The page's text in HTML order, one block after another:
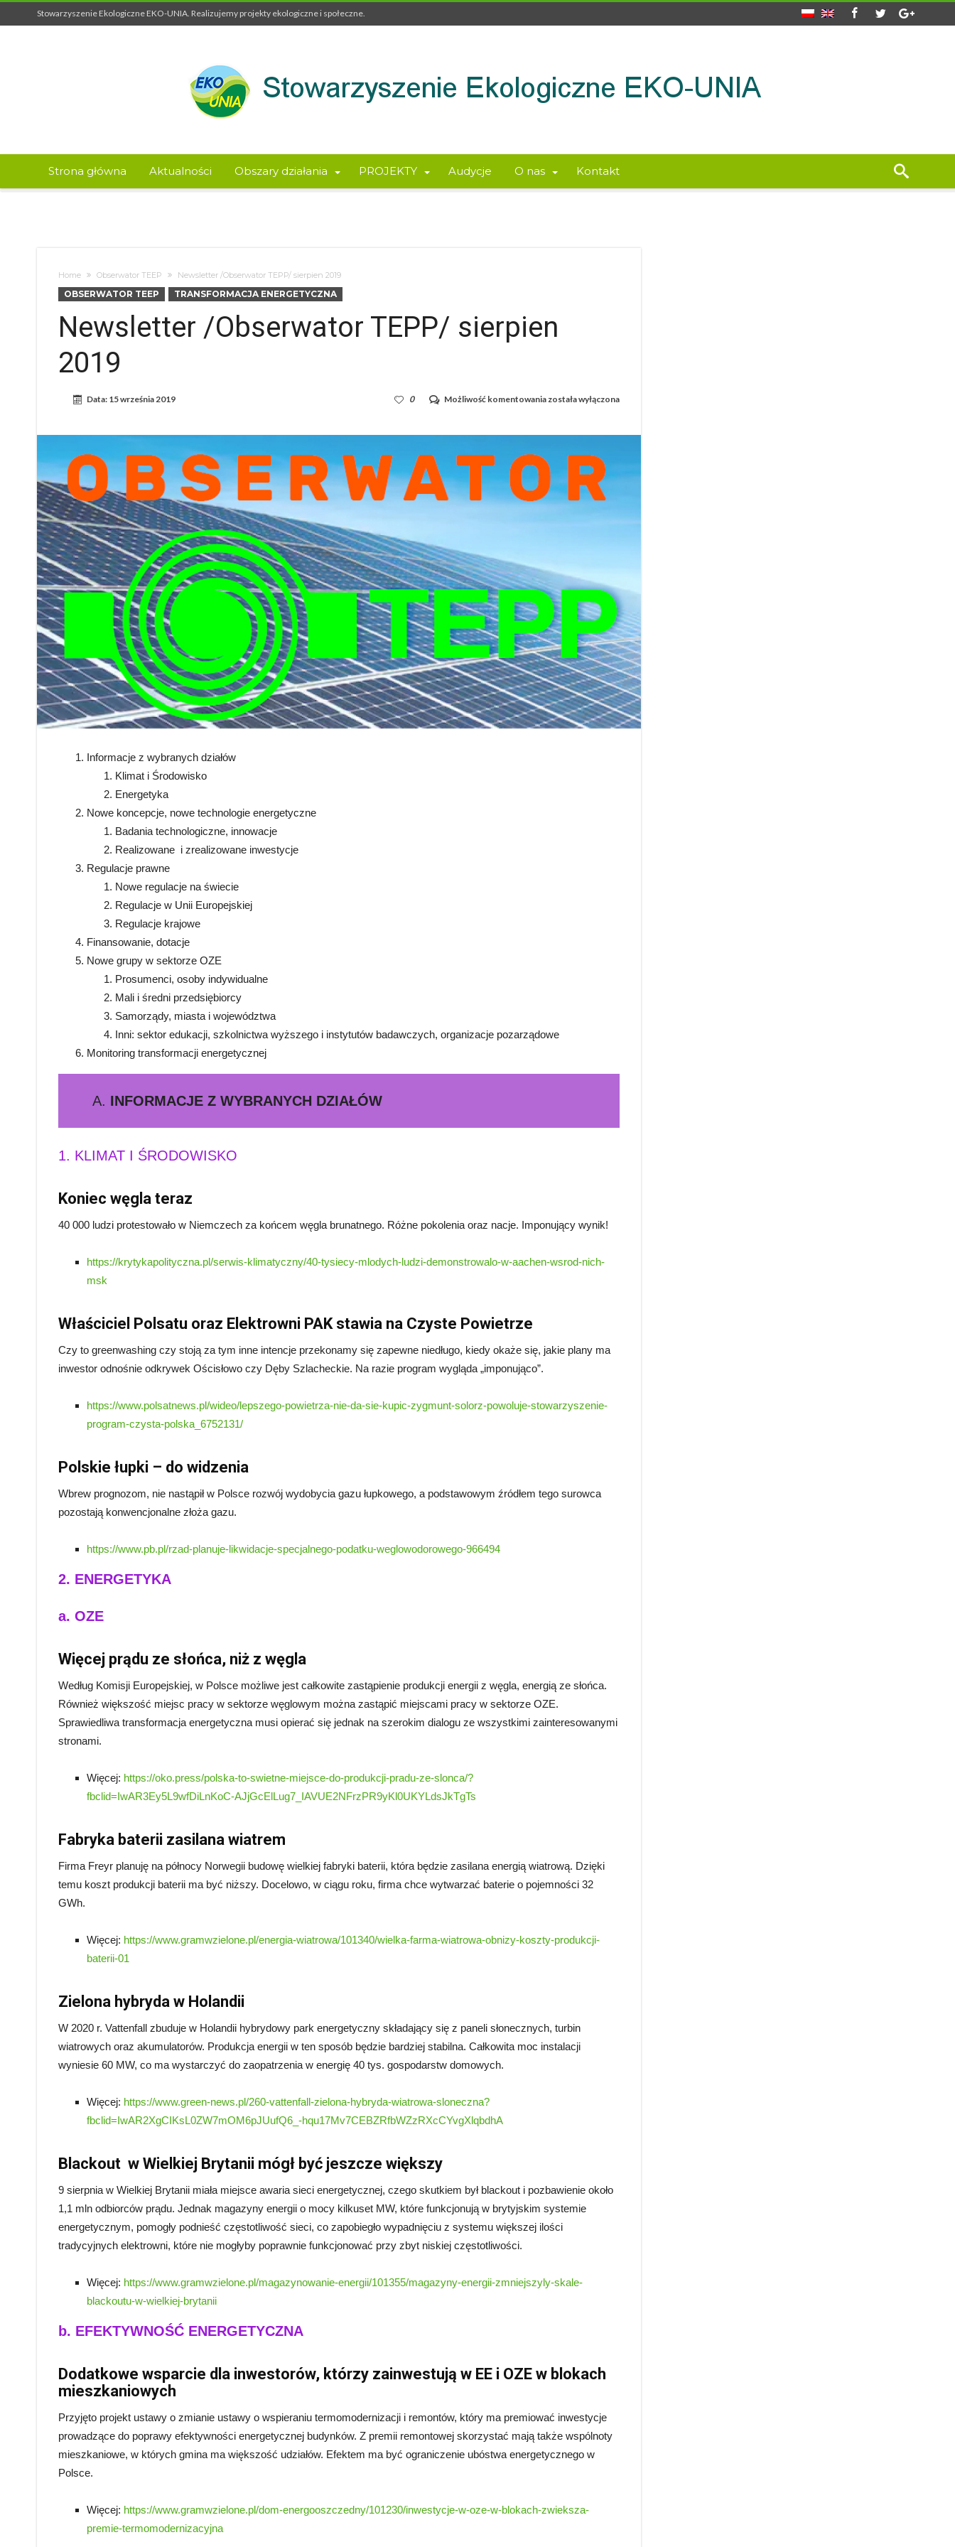
Stowarzyszenie Ekologiczne EKO-UNIA. Realizujemy projekty ekologiczne i społeczne.
Strona główna Aktualności Obszary działania PROJEKTY Audycje O nas Kontakt
Home Obserwator TEEP Newsletter /Obserwator TEPP/ sierpien 2019
OBSERWATOR TEEP TRANSFORMACJA ENERGETYCZNA
Newsletter /Obserwator TEPP/ sierpien
2019
Data: 15 września 2019 Możliwość komentowania Newsletter
sierpien
została wyłączona
0
Informacje z wybranych działów
Klimat i Środowisko
Energetyka
Nowe koncepcje, nowe technologie energetyczne
Badania technologiczne, innowacje
Realizowane i zrealizowane inwestycje
Regulacje prawne
Nowe regulacje na świecie
Regulacje w Unii Europejskiej
Regulacje krajowe
Finansowanie, dotacje
Nowe grupy w sektorze OZE
Prosumenci, osoby indywidualne
Mali i średni przedsiębiorcy
Samorządy, miasta i województwa
Inni: sektor edukacji, szkolnictwa wyższego i instytutów badawczych, organizacje pozarządowe
Monitoring transformacji energetycznej
A. INFORMACJE Z WYBRANYCH DZIAŁÓW
1. KLIMAT I ŚRODOWISKO
Koniec węgla teraz
40 000 ludzi protestowało w Niemczech za końcem węgla brunatnego. Różne pokolenia oraz nacje. Imponujący wynik!
https://krytykapolityczna.pl/serwis-klimatyczny/40-tysiecy-mlodych-ludzi-demonstrowalo-w-aachen-wsrod-nich-
msk
Właściciel Polsatu oraz Elektrowni PAK stawia na Czyste Powietrze
Czy to greenwashing czy stoją za tym inne intencje przekonamy się zapewne niedługo, kiedy okaże się, jakie plany ma
inwestor odnośnie odkrywek Ościsłowo czy Dęby Szlacheckie. Na razie program wygląda „imponująco”.
https://www.polsatnews.pl/wideo/lepszego-powietrza-nie-da-sie-kupic-zygmunt-solorz-powoluje-stowarzyszenie-
program-czysta-polska_6752131/
Polskie łupki – do widzenia
Wbrew prognozom, nie nastąpił w Polsce rozwój wydobycia gazu łupkowego, a podstawowym źródłem tego surowca
pozostają konwencjonalne złoża gazu.
https://www.pb.pl/rzad-planuje-likwidacje-specjalnego-podatku-weglowodorowego-966494
2. ENERGETYKA
a. OZE
Więcej prądu ze słońca, niż z węgla
Według Komisji Europejskiej, w Polsce możliwe jest całkowite zastąpienie produkcji energii z węgla, energią ze słońca.
Również większość miejsc pracy w sektorze węglowym można zastąpić miejscami pracy w sektorze OZE.
Sprawiedliwa transformacja energetyczna musi opierać się jednak na szerokim dialogu ze wszystkimi zainteresowanymi
stronami.
Więcej: https://oko.press/polska-to-swietne-miejsce-do-produkcji-pradu-ze-slonca/?
fbclid=IwAR3Ey5L9wfDiLnKoC-AJjGcElLug7_IAVUE2NFrzPR9yKl0UKYLdsJkTgTs
Fabryka baterii zasilana wiatrem
Firma Freyr planuję na północy Norwegii budowę wielkiej fabryki baterii, która będzie zasilana energią wiatrową. Dzięki
temu koszt produkcji baterii ma być niższy. Docelowo, w ciągu roku, firma chce wytwarzać baterie o pojemności 32
GWh.
Więcej: https://www.gramwzielone.pl/energia-wiatrowa/101340/wielka-farma-wiatrowa-obnizy-koszty-produkcji-
baterii-01
Zielona hybryda w Holandii
W 2020 r. Vattenfall zbuduje w Holandii hybrydowy park energetyczny składający się z paneli słonecznych, turbin
wiatrowych oraz akumulatorów. Produkcja energii w ten sposób będzie bardziej stabilna. Całkowita moc instalacji
wyniesie 60 MW, co ma wystarczyć do zaopatrzenia w energię 40 tys. gospodarstw domowych.
Więcej: https://www.green-news.pl/260-vattenfall-zielona-hybryda-wiatrowa-sloneczna?
fbclid=IwAR2XgCIKsL0ZW7mOM6pJUufQ6_-hqu17Mv7CEBZRfbWZzRXcCYvgXlqbdhA
Blackout w Wielkiej Brytanii mógł być jeszcze większy
9 sierpnia w Wielkiej Brytanii miała miejsce awaria sieci energetycznej, czego skutkiem był blackout i pozbawienie około
1,1 mln odbiorców prądu. Jednak magazyny energii o mocy kilkuset MW, które funkcjonują w brytyjskim systemie
energetycznym, pomogły podnieść częstotliwość sieci, co zapobiegło wypadnięciu z systemu większej ilości
tradycyjnych elektrowni, które nie mogłyby poprawnie funkcjonować przy zbyt niskiej częstotliwości.
Więcej: https://www.gramwzielone.pl/magazynowanie-energii/101355/magazyny-energii-zmniejszyly-skale-
blackoutu-w-wielkiej-brytanii
b. EFEKTYWNOŚĆ ENERGETYCZNA
Dodatkowe wsparcie dla inwestorów, którzy zainwestują w EE i OZE w blokach
mieszkaniowych
Przyjęto projekt ustawy o zmianie ustawy o wspieraniu termomodernizacji i remontów, który ma premiować inwestycje
prowadzące do poprawy efektywności energetycznej budynków. Z premii remontowej skorzystać mają także wspólnoty
mieszkaniowe, w których gmina ma większość udziałów. Efektem ma być ograniczenie ubóstwa energetycznego w
Polsce.
Więcej: https://www.gramwzielone.pl/dom-energooszczedny/101230/inwestycje-w-oze-w-blokach-zwieksza-
premie-termomodernizacyjna